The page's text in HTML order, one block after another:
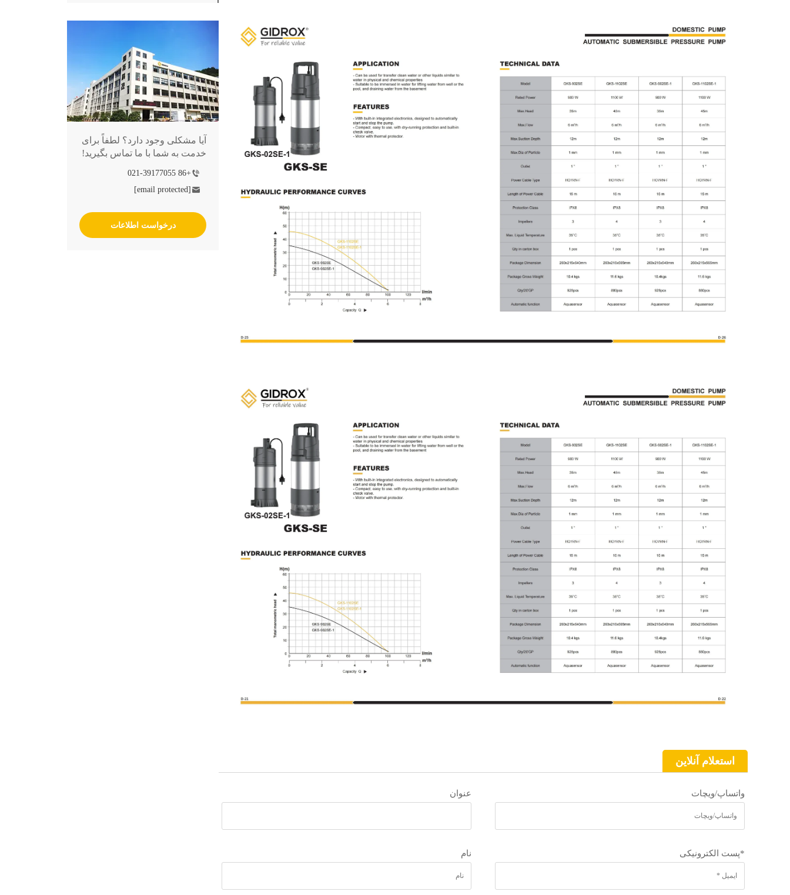
آیا مشکلی وجود دارد؟ لطفاً برای
خدمت به شما با ما تماس بگیرید!
+86 021-39177055
[email protected]
درخواست اطلاعات
استعلام آنلاین
عنوان واتساپ/ویچات
نام *پست الکترونیکی